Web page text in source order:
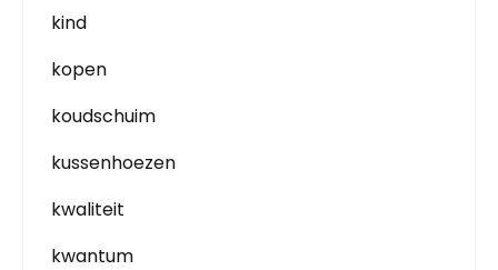
kind
kopen
koudschuim
kussenhoezen
kwaliteit
kwantum